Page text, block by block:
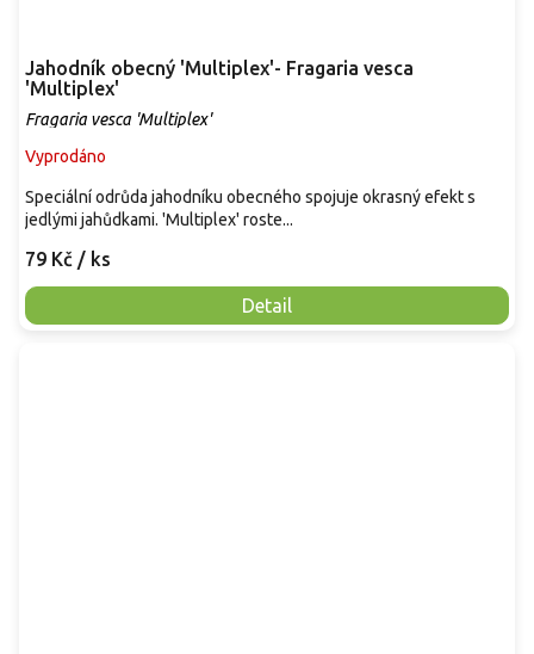
Jahodník obecný 'Multiplex'- Fragaria vesca
'Multiplex'
Fragaria vesca 'Multiplex'
Vyprodáno
79 Kč / ks
Detail
Speciální odrůda jahodníku obecného spojuje okrasný efekt s
jedlými jahůdkami. 'Multiplex' roste...